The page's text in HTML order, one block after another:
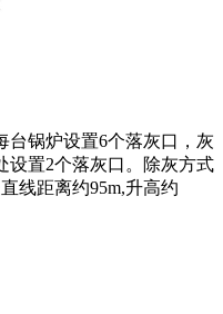
锅炉设置6个落灰口，灰
设置2个落灰口。除灰方式
线距离约95m,升高约